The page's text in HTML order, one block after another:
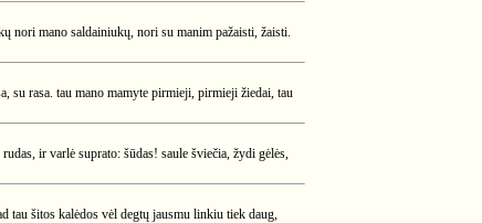
nori mano saldainiukų, nori su manim pažaisti, žaisti.
su rasa. tau mano mamyte pirmieji, pirmieji žiedai, tau
ir varlė suprato: šūdas! saule šviečia, žydi gėlės,
tau šitos kalėdos vėl degtų jausmu linkiu tiek daug,